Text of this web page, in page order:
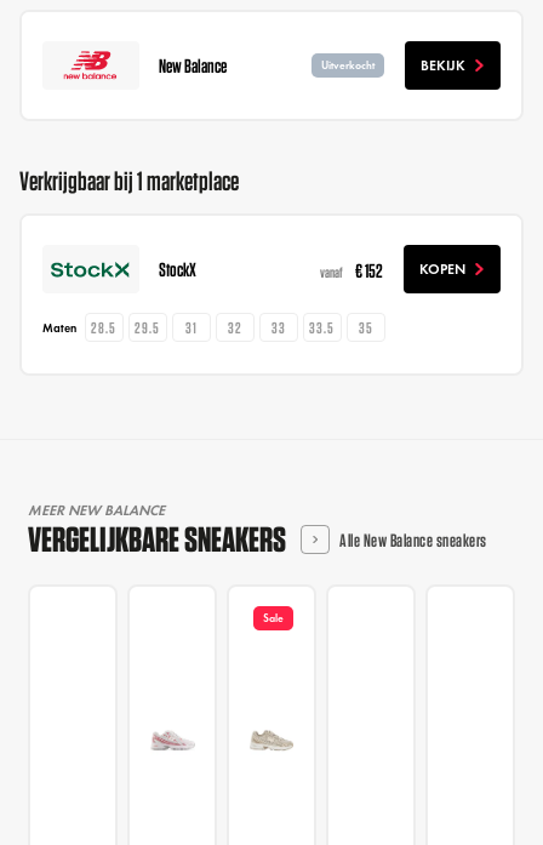
New Balance Uitverkocht BEKIJK
Verkrijgbaar bij 1 marketplace
StockX vanaf € 152 KOPEN
Maten 28.5 29.5 31 32 33 33.5 35
MEER NEW BALANCE
VERGELIJKBARE SNEAKERS Alle New Balance sneakers
Sale